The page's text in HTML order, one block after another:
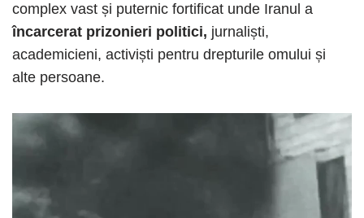
complex vast și puternic fortificat unde Iranul a
încarcerat prizonieri politici, jurnaliști,
academicieni, activiști pentru drepturile omului și
alte persoane.